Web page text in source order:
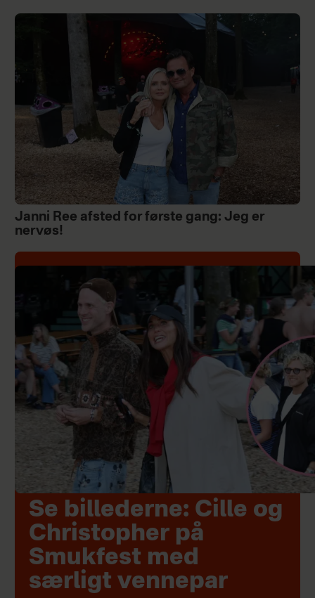
Janni Ree afsted for første gang: Jeg er
nervøs!
Se billederne: Cille og
Christopher på
Smukfest med
særligt vennepar